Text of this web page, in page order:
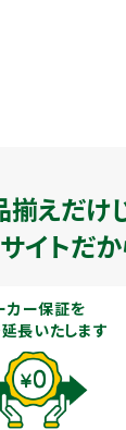
揃えだけ
サイトだ
カー保証を
長いたします